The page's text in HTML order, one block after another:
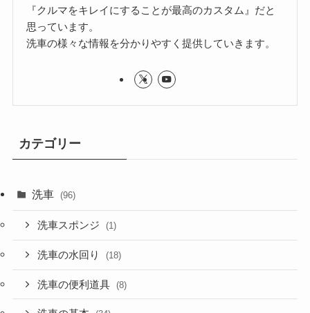
『クルマをキレイにすることが最高のカスタム』だと
思っています。
洗車の様々な情報を分かりやすく提供していきます。
カテゴリー
洗車 (96)
洗車スポンジ (1)
洗車の水回り (18)
洗車の便利道具 (8)